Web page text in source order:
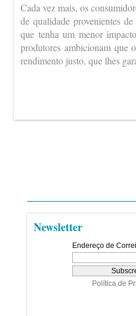
Cada vez mais, os
de qualidade provenientes
que tenha um menor
produtores ambicionam que
rendimento justo, que lhes
Newsletter